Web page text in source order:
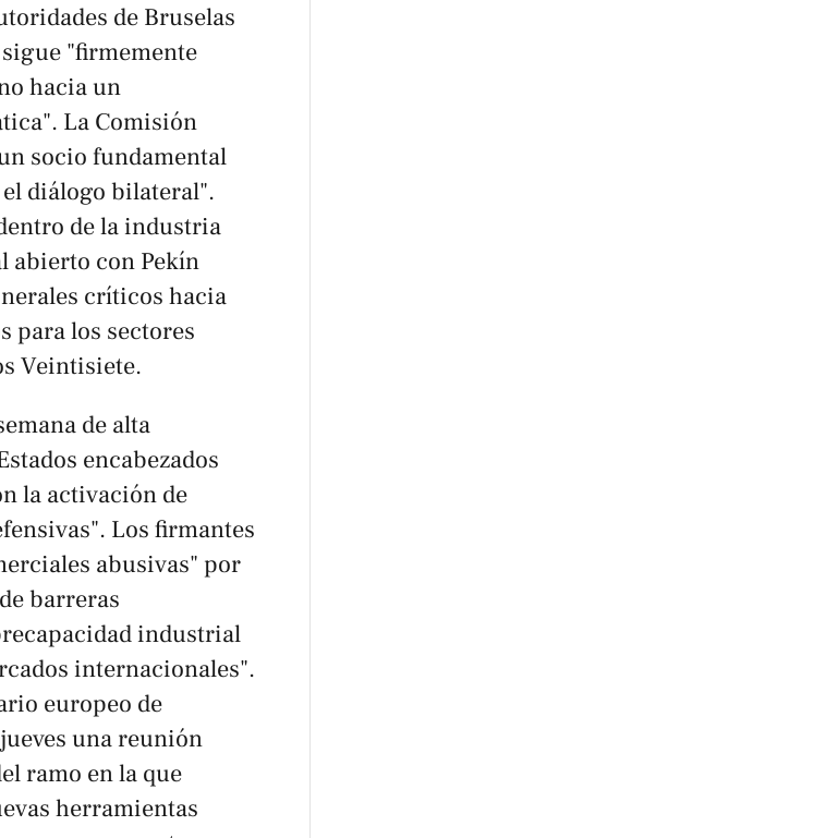
de Bruselas
"firmemente
hacia un
La Comisión
socio fundamental
diálogo bilateral".
de la industria
abierto con Pekín
críticos hacia
para los sectores
Veintisiete.
de alta
encabezados
la activación de
Los firmantes
abusivas" por
barreras
industrial
internacionales".
europeo de
una reunión
ramo en la que
herramientas